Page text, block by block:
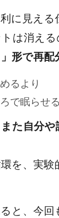
に見える
は消える
形で再配
るより
で眠らせ
た自分や
を、実験
と、今回